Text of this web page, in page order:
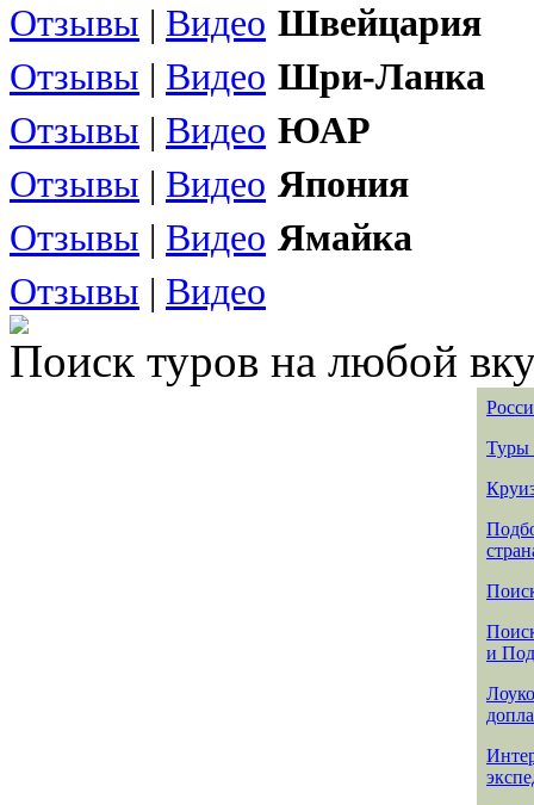
Отзывы | Видео Швейцария
Отзывы | Видео Шри-Ланка
Отзывы | Видео ЮАР
Отзывы | Видео Япония
Отзывы | Видео Ямайка
Отзывы | Видео
Поиск туров на любой
Туры
и